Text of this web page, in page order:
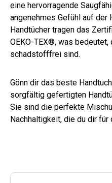
eine hervorragende
angenehmes Gefühl auf der
Handtücher tragen das
OEKO-TEX®, was
schadstofffrei sind.
Gönn dir das beste
sorgfältig gefertigten
Sie sind die perfekte
Nachhaltigkeit, die du dir